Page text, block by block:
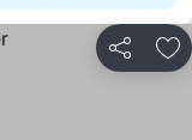
Partilhar